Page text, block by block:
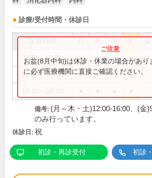
診療/受付時間・休診日
9:00～12:00 ● ● ● ● ●
12:00～16:00 ● ● ● ●
お盆(8月中旬)は休診・休業の場合があり
に必ず医療機関に直接ご確認ください。
備考: (月～木・土)12:00-16:00、(金
のみ行っています。
休診日: 祝
初診・再診受付 初診